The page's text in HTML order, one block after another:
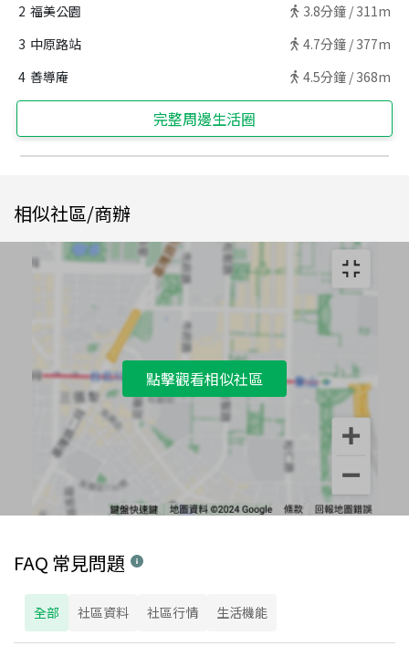
2 福美公園 3.8分鐘 / 311m
3 中原路站 4.7分鐘 / 377m
4 善導庵 4.5分鐘 / 368m
完整周邊生活圈
相似社區/商辦
點擊觀看相似社區
FAQ 常見問題
全部 社區資料 社區行情 生活機能